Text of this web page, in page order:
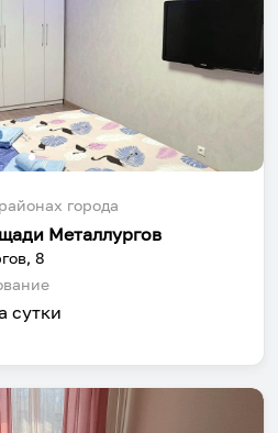
города
Металлургов
8
сутки